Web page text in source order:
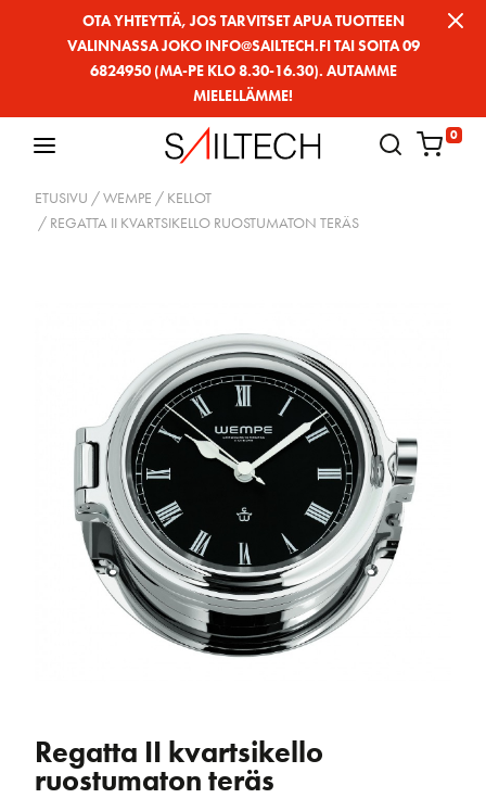
OTA YHTEYTTÄ, JOS TARVITSET APUA TUOTTEEN
VALINNASSA JOKO INFO@SAILTECH.FI TAI SOITA 09
6824950 (MA-PE KLO 8.30-16.30). AUTAMME
MIELELLÄMME!
0
ETUSIVU /WEMPE / KELLOT
/ REGATTA II KVARTSIKELLO RUOSTUMATON TERÄS
Regatta II kvartsikello
ruostumaton teräs